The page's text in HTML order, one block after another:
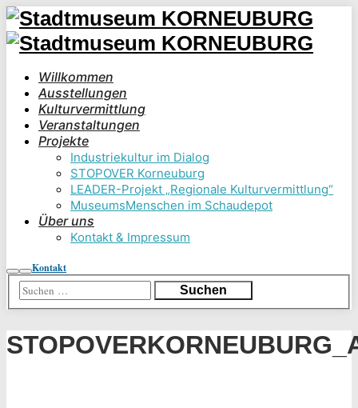
Willkommen
Ausstellungen
Kulturvermittlung
Veranstaltungen
Projekte
Industriekultur im Dialog
STOPOVER Korneuburg
LEADER-Projekt „Regionale Kulturvermittlung“
MuseumsMenschen im Schaudepot
Über uns
Kontakt & Impressum
Suchen
Hauptmenü
Kontakt